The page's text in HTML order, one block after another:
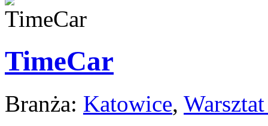
TimeCar
Branża: Katowice,